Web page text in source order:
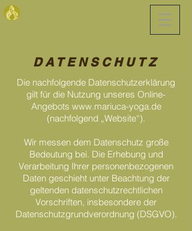
DATENSCHUTZ
Die nachfolgende Datenschutzerklärung
gilt für die Nutzung unseres Online-
Angebots www.mariuca-yoga.de
(nachfolgend „Website“).
Wir messen dem Datenschutz große
Bedeutung bei. Die Erhebung und
Verarbeitung Ihrer personenbezogenen
Daten geschieht unter Beachtung der
geltenden datenschutzrechtlichen
Vorschriften, insbesondere der
Datenschutzgrundverordnung (DSGVO).